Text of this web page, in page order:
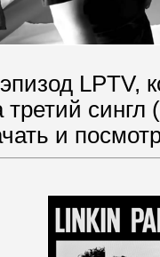
LPTV,
и